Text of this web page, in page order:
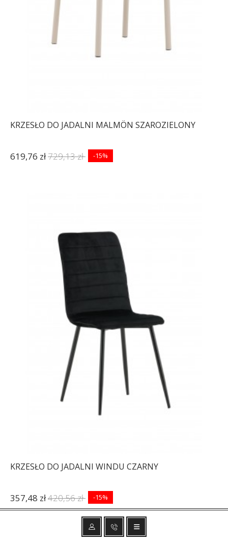
KRZESŁO DO JADALNI MALMÖN SZAROZIELONY
619,76 zł729,13 zł -15%
KRZESŁO DO JADALNI WINDU CZARNY
357,48 zł420,56 zł -15%